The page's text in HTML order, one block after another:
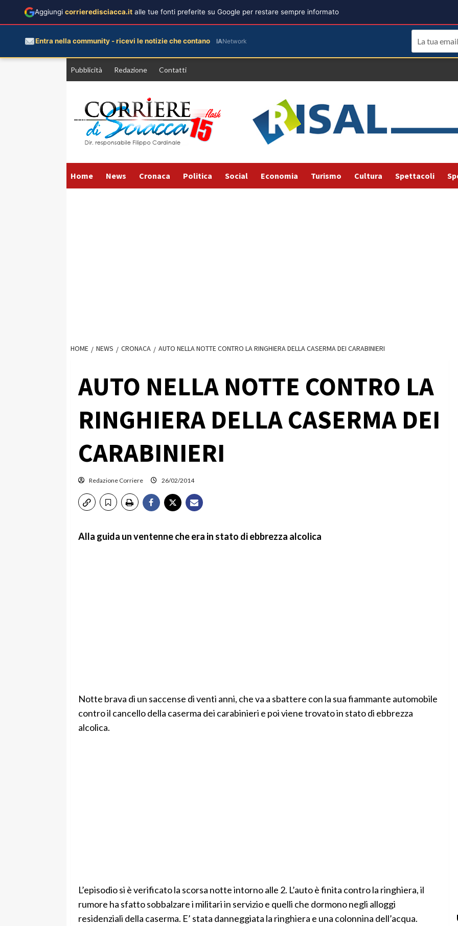
Pubblicità Redazione Contatti
Home News Cronaca Politica Social Economia Turismo Cultura Spettacoli
HOME NEWS CRONACA AUTO NELLA NOTTE CONTRO LA RINGHIERA DELLA CASERMA DEI CARABINIERI
AUTO NELLA NOTTE CONTRO LA
RINGHIERA DELLA CASERMA DEI
CARABINIERI
Redazione Corriere 26/02/2014
Alla guida un ventenne che era in stato di ebbrezza alcolica
Notte brava di un saccense di venti anni, che va a sbattere con la sua fiammante automobile
contro il cancello della caserma dei carabinieri e poi viene trovato in stato di ebbrezza
alcolica.
L’episodio si è verificato la scorsa notte intorno alle 2. L’auto è finita contro la ringhiera, il
rumore ha sfatto sobbalzare i militari in servizio e quelli che dormono negli alloggi
residenziali della caserma. E’ stata danneggiata la ringhiera e una colonnina dell’acqua.
Aggiungi corrieredisciacca.it alle tue fonti preferite su Google per restare sempre informato
Entra nella community - ricevi le notizie che contano IANetwork